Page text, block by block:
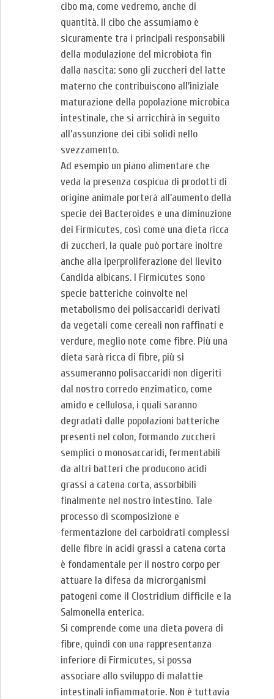
cibo ma, come vedremo, anche di
quantità. Il cibo che assumiamo è
sicuramente tra i principali responsabili
della modulazione del microbiota fin
dalla nascita: sono gli zuccheri del latte
materno che contribuiscono all’iniziale
maturazione della popolazione microbica
intestinale, che si arricchirà in seguito
all’assunzione dei cibi solidi nello
svezzamento.
Ad esempio un piano alimentare che
veda la presenza cospicua di prodotti di
origine animale porterà all’aumento della
specie dei Bacteroides e una diminuzione
dei Firmicutes, così come una dieta ricca
di zuccheri, la quale può portare inoltre
anche alla iperproliferazione del lievito
Candida albicans. I Firmicutes sono
specie batteriche coinvolte nel
metabolismo dei polisaccaridi derivati
da vegetali come cereali non raffinati e
verdure, meglio note come fibre. Più una
dieta sarà ricca di fibre, più si
assumeranno polisaccaridi non digeriti
dal nostro corredo enzimatico, come
amido e cellulosa, i quali saranno
degradati dalle popolazioni batteriche
presenti nel colon, formando zuccheri
semplici o monosaccaridi, fermentabili
da altri batteri che producono acidi
grassi a catena corta, assorbibili
finalmente nel nostro intestino. Tale
processo di scomposizione e
fermentazione dei carboidrati complessi
delle fibre in acidi grassi a catena corta
è fondamentale per il nostro corpo per
attuare la difesa da microrganismi
patogeni come il Clostridium difficile e la
Salmonella enterica.
Si comprende come una dieta povera di
fibre, quindi con una rappresentanza
inferiore di Firmicutes, si possa
associare allo sviluppo di malattie
intestinali infiammatorie. Non è tuttavia